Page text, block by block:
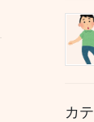
カ